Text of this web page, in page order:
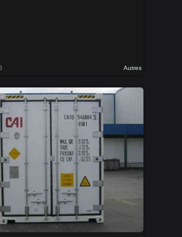
Autres